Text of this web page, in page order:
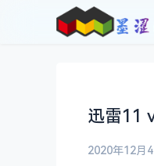
迅雷11
2020年12月